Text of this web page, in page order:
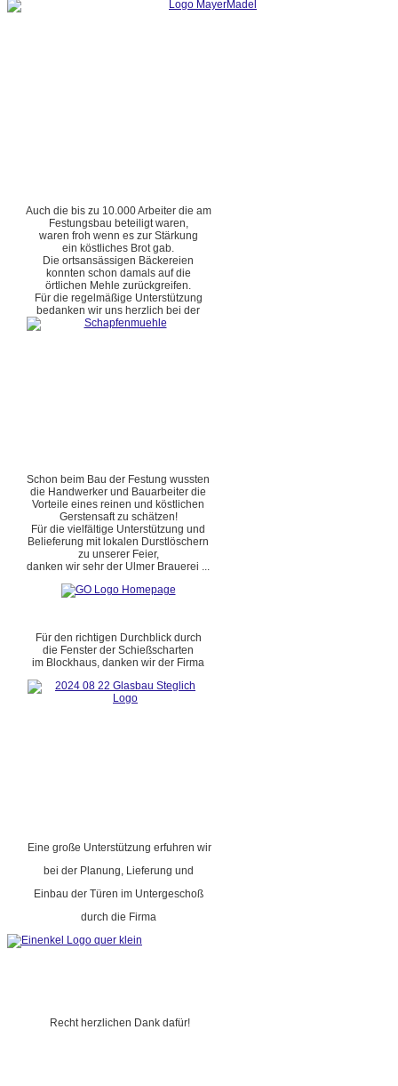
Auch die bis zu 10.000 Arbeiter die am
Festungsbau beteiligt waren,
waren froh wenn es zur Stärkung
ein köstliches Brot gab.
Die ortsansässigen Bäckereien
konnten schon damals auf die
örtlichen Mehle zurückgreifen.
Für die regelmäßige Unterstützung
bedanken wir uns herzlich bei der
Schon beim Bau der Festung wussten
die Handwerker und Bauarbeiter die
Vorteile eines reinen und köstlichen
Gerstensaft zu schätzen!
Für die vielfältige Unterstützung und
Belieferung mit lokalen Durstlöschern
zu unserer Feier,
danken wir sehr der Ulmer Brauerei ...
Für den richtigen Durchblick durch
die Fenster der Schießscharten
im Blockhaus, danken wir der Firma
Eine große Unterstützung erfuhren wir
bei der Planung, Lieferung und
Einbau der Türen im Untergeschoß
durch die Firma
Recht herzlichen Dank dafür!